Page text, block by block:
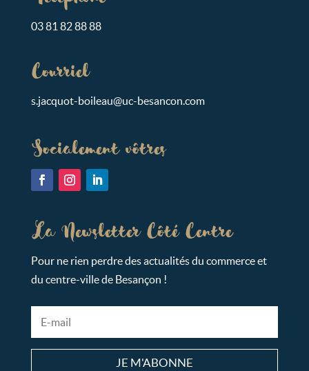
03 81 82 88 88
Courriel
s.jacquot-boileau@uc-besancon.com
Socialement vôtres
La Newsletter Côté Centre
Pour ne rien perdre des actualités du commerce et
du centre-ville de Besançon !
JE M'ABONNE